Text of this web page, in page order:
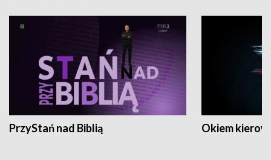
PrzyStań nad Biblią Okiem